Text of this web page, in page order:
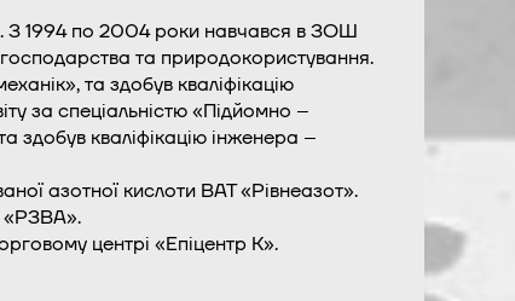
З 1994 по 2004 роки навчався в ЗОШ
та природокористування.
та здобув кваліфікацію
за спеціальністю «Підйомно –
здобув кваліфікацію інженера –
азотної кислоти ВАТ «Рівнеазот».
«РЗВА».
центрі «Епіцентр К».